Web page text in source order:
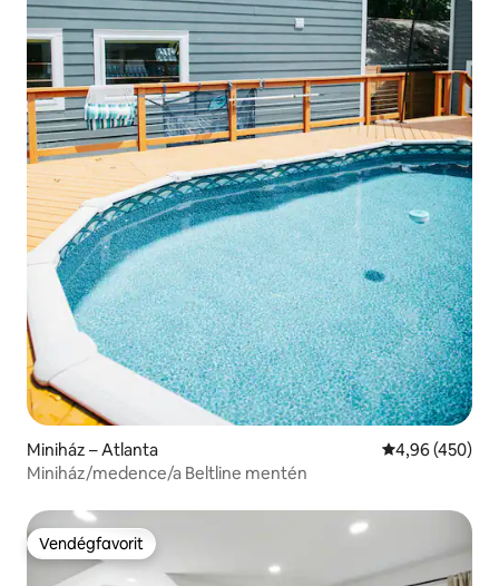
Miniház – Atlanta Átlagos
4,96 (450)
Miniház/medence/a Beltline mentén
Vendégfavorit
Vendégfavorit